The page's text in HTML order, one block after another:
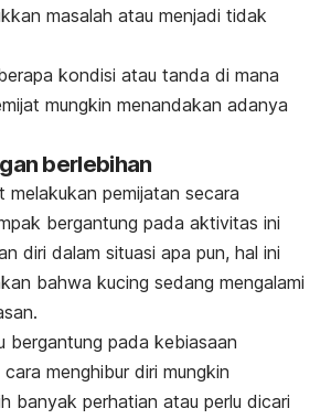
masalah atau menjadi tidak
kondisi atau tanda di mana
mungkin menandakan adanya
berlebihan
melakukan pemijatan secara
bergantung pada aktivitas ini
diri dalam situasi apa pun, hal ini
bahwa kucing sedang mengalami
bergantung pada kebiasaan
menghibur diri mungkin
banyak perhatian atau perlu dicari